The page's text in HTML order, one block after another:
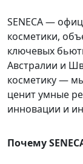
SENECA —
косметики,
ключевых
Австралии и
косметику —
ценит умные
инновации и
Почему